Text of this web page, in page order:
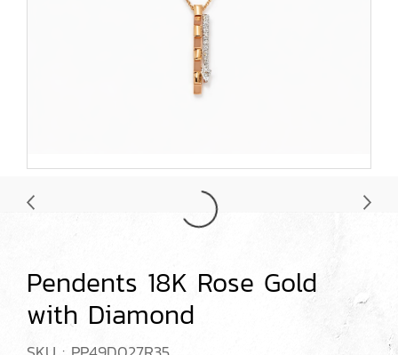
Pendents 18K Rose Gold
with Diamond